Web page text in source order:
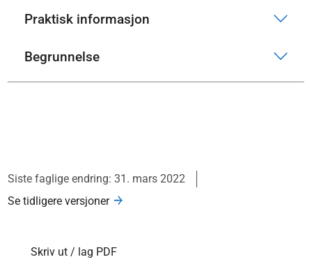
Praktisk informasjon
Begrunnelse
Siste faglige endring: 31. mars 2022
Se tidligere versjoner
Skriv ut / lag PDF